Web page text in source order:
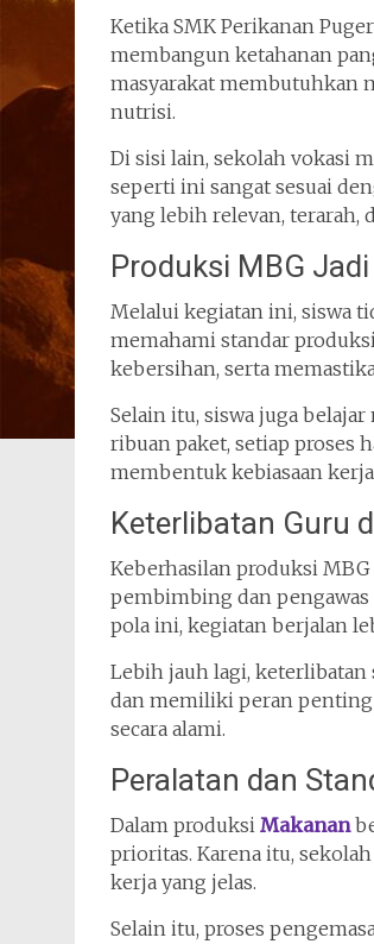
Ketika SMK Perikanan
membangun ketahanan
masyarakat membutuhkan
nutrisi.
Di sisi lain, sekolah vokasi
seperti ini sangat sesuai
yang lebih relevan, terarah,
Produksi MBG
Melalui kegiatan ini, siswa
memahami standar
kebersihan, serta
Selain itu, siswa juga
ribuan paket, setiap proses
membentuk kebiasaan
Keterlibatan Guru
Keberhasilan produksi
pembimbing dan pengawas
pola ini, kegiatan berjalan
Lebih jauh lagi, keterlibatan
dan memiliki peran penting
secara alami.
Peralatan dan
Dalam produksi Makanan
prioritas. Karena itu,
kerja yang jelas.
Selain itu, proses